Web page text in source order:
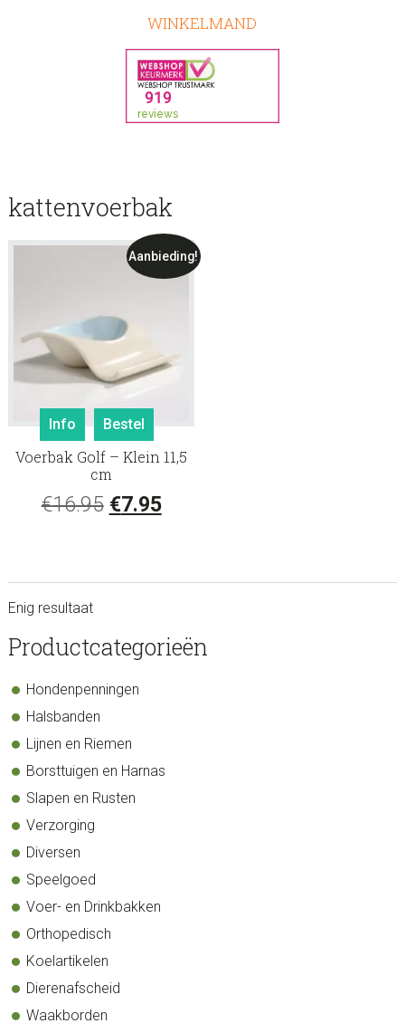
WINKELMAND
kattenvoerbak
Aanbieding!
Info Bestel
Voerbak Golf – Klein 11,5
cm
€16.95 Oorspronkelijke
€7.95Huidige
Enig resultaat
sidebar
Store
Productcategorieën
Hondenpenningen
Halsbanden
Lijnen en Riemen
Borsttuigen en Harnas
Slapen en Rusten
Verzorging
Diversen
Speelgoed
Voer- en Drinkbakken
Orthopedisch
Koelartikelen
Dierenafscheid
Waakborden